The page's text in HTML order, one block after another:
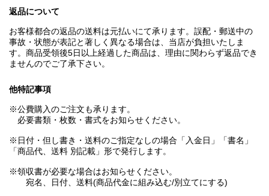
返品について
お客様都合の返品の送料は元払いにて承ります。誤配・郵送中の
事故・状態が表記と著しく異なる場合は、当店が負担いたしま
す。商品受領後5日以上経過した商品は、理由に関わらず返品でき
ませんのでご了承下さい。
他特記事項
※公費購入のご注文も承ります。
必要書類・枚数・書式をお知らせください。
※日付・但し書き・送料のご指定なしの場合「入金日」「書名」
「商品代、送料 別記載」形で発行します。
※領収書が必要な場合はお知らせください。
宛名、日付、送料(商品代金に組み込む/別立てにする)